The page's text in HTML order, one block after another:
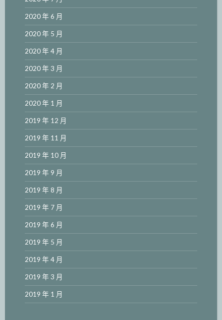
2020 年 6 月
2020 年 5 月
2020 年 4 月
2020 年 3 月
2020 年 2 月
2020 年 1 月
2019 年 12 月
2019 年 11 月
2019 年 10 月
2019 年 9 月
2019 年 8 月
2019 年 7 月
2019 年 6 月
2019 年 5 月
2019 年 4 月
2019 年 3 月
2019 年 1 月